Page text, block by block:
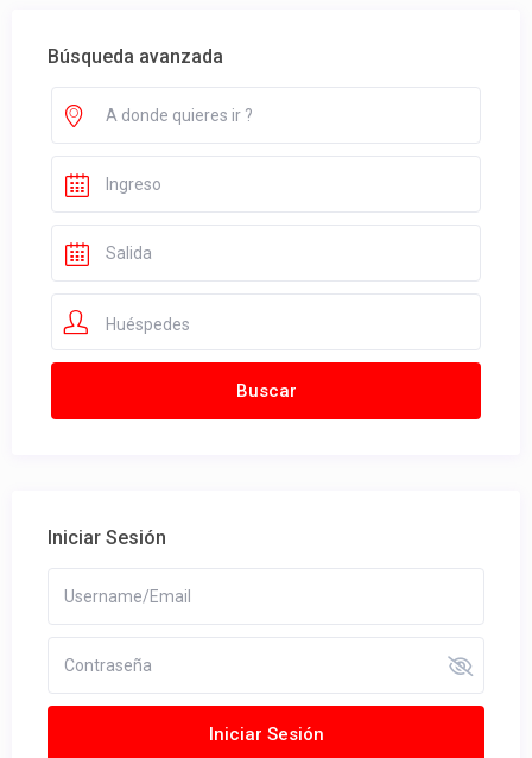
Búsqueda avanzada
Huéspedes
Iniciar Sesión
Iniciar Sesión